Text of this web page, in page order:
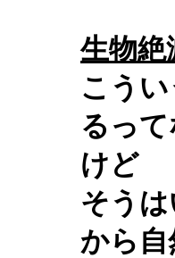
生物
こう
るっ
けど
そう
から